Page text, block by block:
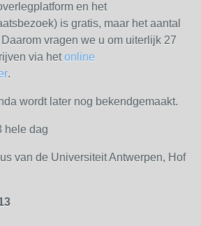
en het
is gratis, maar het aantal
vragen we u om uiterlijk 27
via hetonline
.
wordt later nog bekendgemaakt.
hele dag
van de Universiteit Antwerpen, Hof